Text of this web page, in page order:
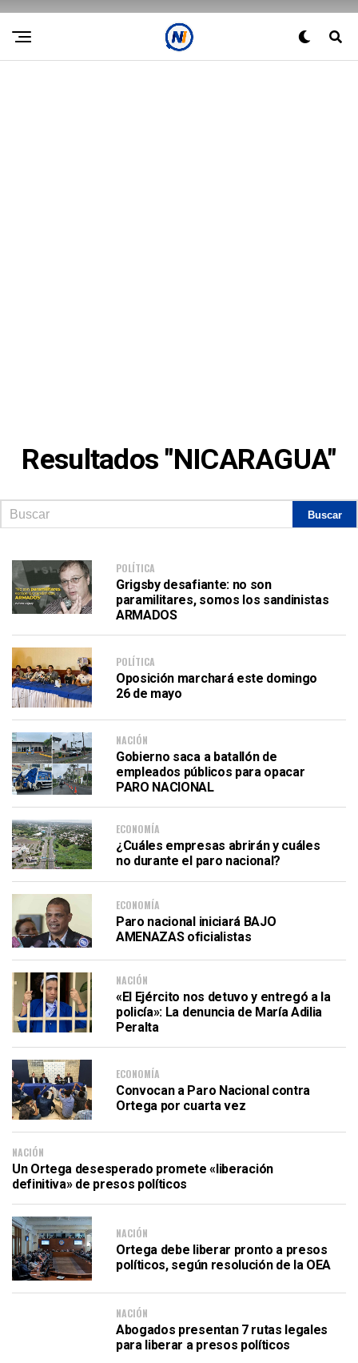
Resultados "NICARAGUA"
POLÍTICA
Grigsby desafiante: no son
paramilitares, somos los sandinistas
ARMADOS
POLÍTICA
Oposición marchará este domingo
26 de mayo
NACIÓN
Gobierno saca a batallón de
empleados públicos para opacar
PARO NACIONAL
ECONOMÍA
¿Cuáles empresas abrirán y cuáles
no durante el paro nacional?
ECONOMÍA
Paro nacional iniciará BAJO
AMENAZAS oficialistas
NACIÓN
«El Ejército nos detuvo y entregó a la
policía»: La denuncia de María Adilia
Peralta
ECONOMÍA
Convocan a Paro Nacional contra
Ortega por cuarta vez
NACIÓN
Un Ortega desesperado promete «liberación
definitiva» de presos políticos
NACIÓN
Ortega debe liberar pronto a presos
políticos, según resolución de la OEA
NACIÓN
Abogados presentan 7 rutas legales
para liberar a presos políticos